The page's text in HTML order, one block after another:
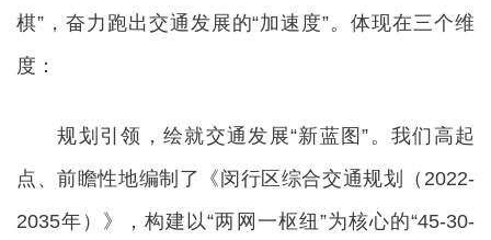
棋”，奋力跑出交通发展的“加速度”。体现在三个维
度：
规划引领，绘就交通发展“新蓝图”。我们高起
点、前瞻性地编制了《闵行区综合交通规划（2022-
2035年）》，构建以“两网一枢纽”为核心的“45-30-